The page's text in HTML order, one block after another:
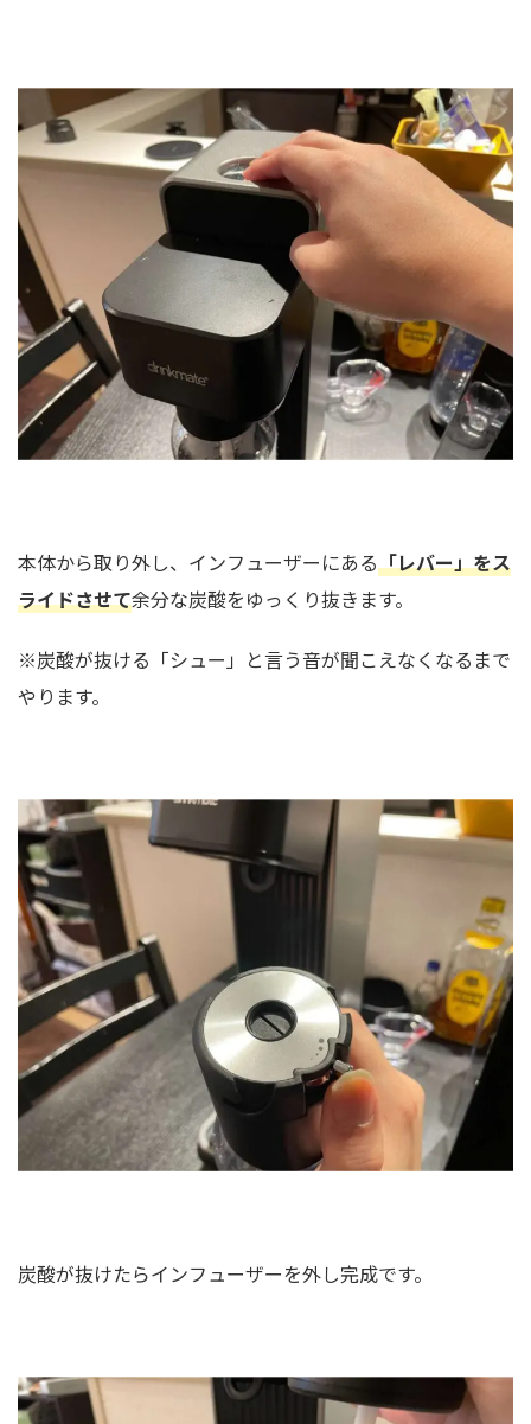
本体から取り外し、インフューザーにある「レバー」をス
ライドさせて余分な炭酸をゆっくり抜きます。
※炭酸が抜ける「シュー」と言う音が聞こえなくなるまで
やります。
炭酸が抜けたらインフューザーを外し完成です。